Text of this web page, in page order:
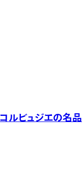
コルビュジエの名品